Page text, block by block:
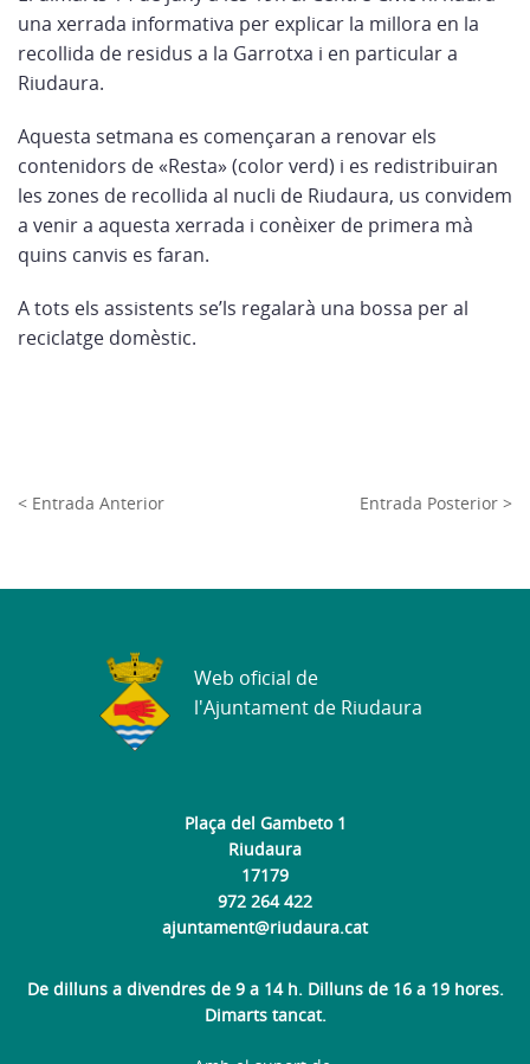
una xerrada informativa per explicar la millora en la
recollida de residus a la Garrotxa i en particular a
Riudaura.
Aquesta setmana es començaran a renovar els
contenidors de «Resta» (color verd) i es redistribuiran
les zones de recollida al nucli de Riudaura, us convidem
a venir a aquesta xerrada i conèixer de primera mà
quins canvis es faran.
A tots els assistents se’ls regalarà una bossa per al
reciclatge domèstic.
< Entrada Anterior Entrada Posterior >
Plaça del Gambeto 1
Riudaura
17179
972 264 422
ajuntament@riudaura.cat
De dilluns a divendres de 9 a 14 h. Dilluns de 16 a 19 hores.
Dimarts tancat.
Web oficial de
l'Ajuntament de Riudaura